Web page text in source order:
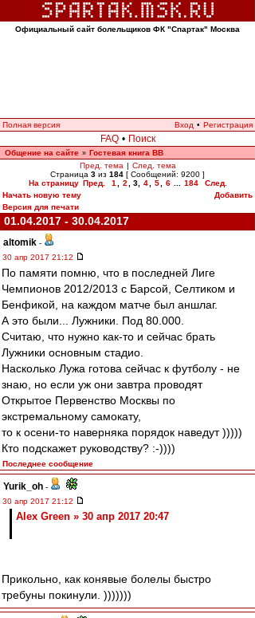
Официальный сайт болельщиков ФК "Спартак" Москва
Полная версия Вход • Регистрация
FAQ • Поиск
Общение на сайте » Гостевая книга ВВ
Пред. тема | След. тема
Страница 3 из 184 [ Сообщений: 9200 ]
На страницу Пред. 1 2 3, 4 5 6 184
След.
Начать новую тему
Добавить
Версия для печати
01.04.2017 - 30.04.2017
altomik -
30 апр 2017 21:12
По памяти помню, что в последней Лиге
Чемпионов 2012/2013 с Барсой, Селтиком и
Бенфикой, на каждом матче был аншлаг.
А это были... Лужники. Под 80.000.
Считаю, что нужно как-то и сейчас брать
Лужники основным стадио.
Насколько Лужа готова сейчас к футболу - не
знаю, но если уж они завтра проводят
Открытое Первенство Москвы по
экстремальному самокату,
то к осени-то наверняка порядок наведут )))))
Кто подскажет руководству? :-))))
Последнее сообщение
Yurik_oh -
30 апр 2017 21:12
Alex Green » 30 апр 2017 20:47
Прикольно, как конявые болелы быстро
требуны покинули. )))))))